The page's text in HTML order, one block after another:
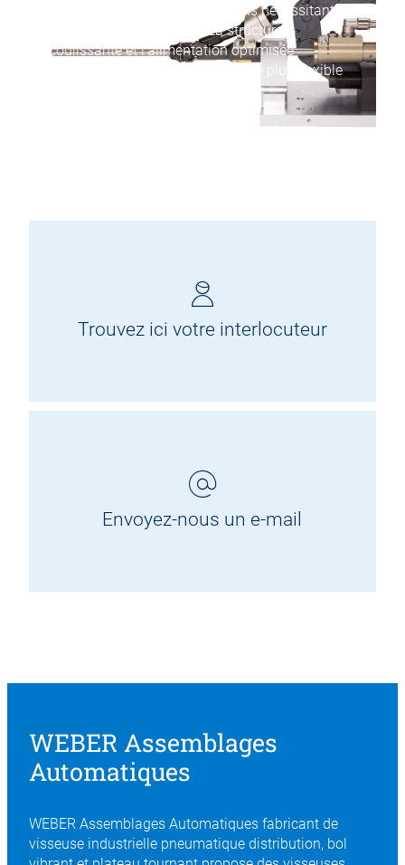
développée pour les applications nécessitant
une accessibilité accrue. La structure
coulissante et l’alimentation optimisée
permettent une intégration encore plus flexible
Trouvez ici votre interlocuteur
Envoyez-nous un e-mail
WEBER Assemblages
Automatiques
WEBER Assemblages Automatiques fabricant de
visseuse industrielle pneumatique distribution, bol